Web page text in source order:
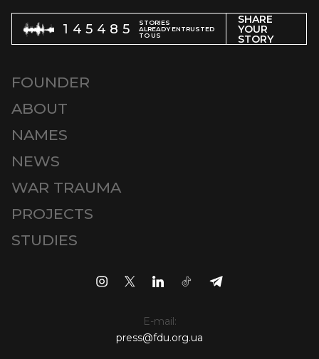
145485
STORIES
ALREADY ENTRUSTED
TO US
SHARE
YOUR
STORY
FOUNDER
ABOUT
NAMES
NEWS
WAR TRAUMA
PROJECTS
STUDIES
E-mail:
press@fdu.org.ua